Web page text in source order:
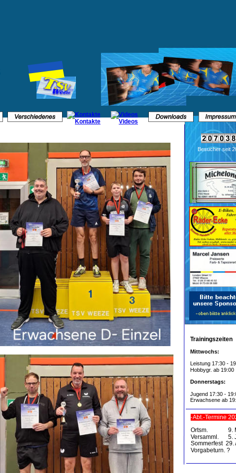
Trainingszeiten
Mittwochs:
Leistung 17:30 -
Hobbygr. ab 19:00
Donnerstags:
Jugend 17:30 -
Erwachsene ab
-Abt.-Termine 20
Ortsm.
9.
Versamml.
5.
Sommerfest  29.
Vorgabeturn. ?
Besucher seit